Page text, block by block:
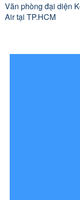
Văn phòng đại diện
Air tại TP.HCM